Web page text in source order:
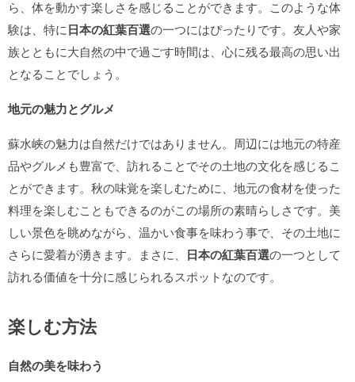
ら、体を動かす楽しさを感じることができます。このような体
験は、特に日本の紅葉百選の一つにはぴったりです。友人や家
族とともに大自然の中で過ごす時間は、心に残る最高の思い出
となることでしょう。
地元の魅力とグルメ
蘇水峡の魅力は自然だけではありません。周辺には地元の特産
品やグルメも豊富で、訪れることでその土地の文化を感じるこ
とができます。秋の味覚を楽しむために、地元の食材を使った
料理を楽しむこともできるのがこの場所の素晴らしさです。美
しい景色を眺めながら、温かい食事を味わう事で、その土地に
さらに愛着が湧きます。まさに、 日本の紅葉百選の一つとして
訪れる価値を十分に感じられるスポットなのです。
楽しむ方法
自然の美を味わう